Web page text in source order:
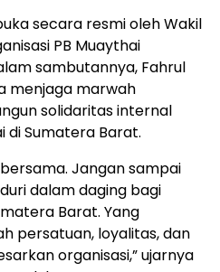
secara resmi oleh Wakil
PB Muaythai
sambutannya, Fahrul
menjaga marwah
solidaritas internal
di Sumatera Barat.
Jangan sampai
dalam daging bagi
Barat. Yang
persatuan, loyalitas, dan
organisasi,” ujarnya